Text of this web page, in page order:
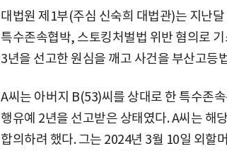
대법원 제1부(주심 신숙희 대법관)는 지난
특수존속협박, 스토킹처벌법 위반 혐의로
3년을 선고한 원심을 깨고 사건을 부산고등
A씨는 아버지 B(53)씨를 상대로 한 특수존
행유예 2년을 선고받은 상태였다. A씨는 해
합의하려 했다. 그는 2024년 3월 10일 외할